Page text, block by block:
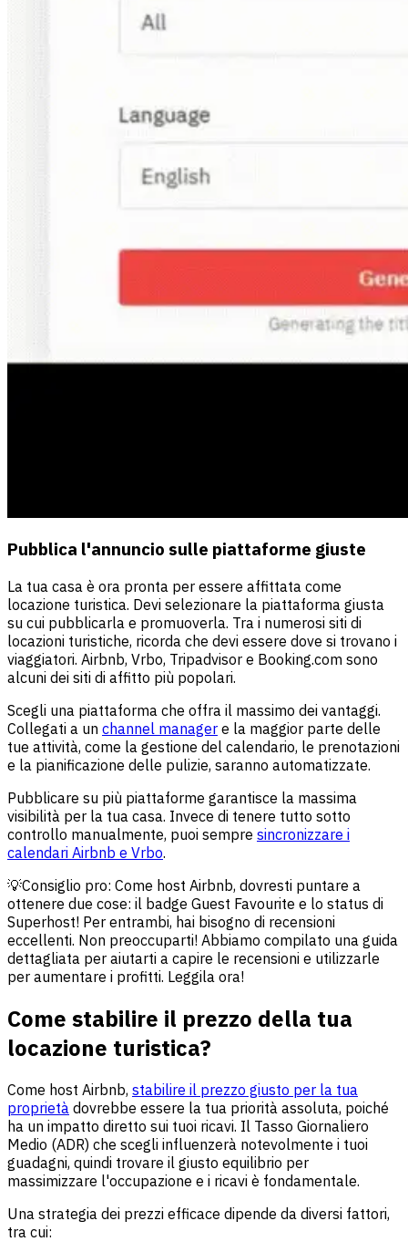
Pubblica l'annuncio sulle piattaforme giuste
La tua casa è ora pronta per essere affittata come
locazione turistica. Devi selezionare la piattaforma giusta
su cui pubblicarla e promuoverla. Tra i numerosi siti di
locazioni turistiche, ricorda che devi essere dove si trovano i
viaggiatori. Airbnb, Vrbo, Tripadvisor e Booking.com sono
alcuni dei siti di affitto più popolari.
Scegli una piattaforma che offra il massimo dei vantaggi.
Collegati a un channel manager e la maggior parte delle
tue attività, come la gestione del calendario, le prenotazioni
e la pianificazione delle pulizie, saranno automatizzate.
Pubblicare su più piattaforme garantisce la massima
visibilità per la tua casa. Invece di tenere tutto sotto
controllo manualmente, puoi sempre sincronizzare i
calendari Airbnb e Vrbo.
💡Consiglio pro: Come host Airbnb, dovresti puntare a
ottenere due cose: il badge Guest Favourite e lo status di
Superhost! Per entrambi, hai bisogno di recensioni
eccellenti. Non preoccuparti! Abbiamo compilato una guida
dettagliata per aiutarti a capire le recensioni e utilizzarle
per aumentare i profitti. Leggila ora!
Come stabilire il prezzo della tua
locazione turistica?
​​Come host Airbnb, stabilire il prezzo giusto per la tua
proprietà dovrebbe essere la tua priorità assoluta, poiché
ha un impatto diretto sui tuoi ricavi. Il Tasso Giornaliero
Medio (ADR) che scegli influenzerà notevolmente i tuoi
guadagni, quindi trovare il giusto equilibrio per
massimizzare l'occupazione e i ricavi è fondamentale.
Una strategia dei prezzi efficace dipende da diversi fattori,
tra cui: